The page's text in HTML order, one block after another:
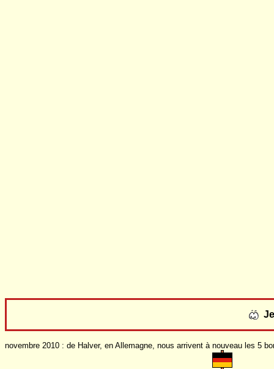
novembre 2010 : de Halver, en Allemagne, nous arrivent à nouveau les 5